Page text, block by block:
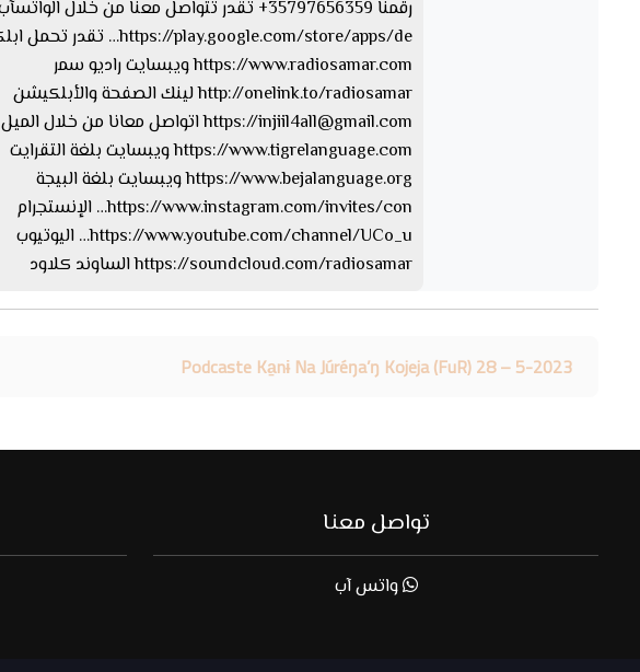
رقمنا 35797656359+ تقدر تتواصل معنا من خلال الواتسآب والفايبر والتليجرام https://www.facebook.com/Radio.Samar…. صفحتنا على الفيسبوك
https://play.google.com/store/apps/de… تقدر تحمل ابلكيشن راديو سمر من هنا
https://www.radiosamar.com ويبسايت راديو سمر
http://onelink.to/radiosamar لينك الصفحة والأبلكيشن
https://injiil4all@gmail.com
اتواصل معانا من خلال الميل
https://www.tigrelanguage.com ويبسايت بلغة التقرايت
https://www.bejalanguage.org ويبسايت بلغة البيجة
https://www.instagram.com/invites/con… الإنستجرام
https://www.youtube.com/channel/UCo_u… اليوتيوب
https://soundcloud.com/radiosamar الساوند كلاود
Podcaste Ka̱nɨ Na Júréŋa’ŋ Kojeja (FuR) 28 – 5-2023
تواصل معنا
واتس آب